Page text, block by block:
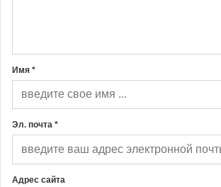
Имя *
Эл. почта *
Адрес сайта